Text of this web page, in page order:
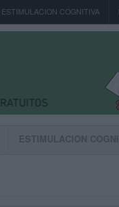
ESTIMULACION COGNITIVA
ESTIMULACION